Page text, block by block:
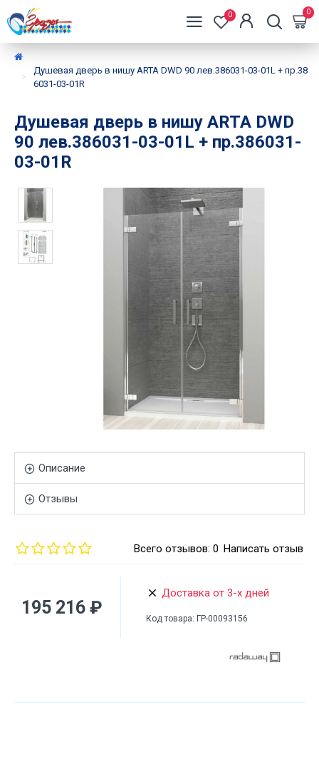
0 0
Душевая дверь в нишу ARTA DWD 90 лев.386031-03-01L + пр.38
6031-03-01R
Душевая дверь в нишу ARTA DWD
90 лев.386031-03-01L + пр.386031-
03-01R
Описание
Отзывы
Всего отзывов: 0 Написать отзыв
195 216 ₽
Доставка от 3-х дней
Код товара: ГР-00093156